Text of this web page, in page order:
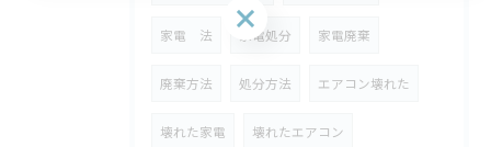
家電 法 家電処分 家電廃棄
廃棄方法 処分方法 エアコン壊れた
壊れた家電 壊れたエアコン
お問い合わせはこちら